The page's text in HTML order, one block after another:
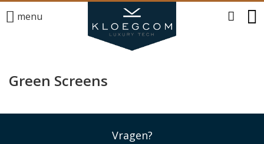
menu
Green Screens
Vragen?